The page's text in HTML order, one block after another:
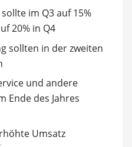
im Q3 auf 15%
20% in Q4
sollten in der zweiten
und andere
Ende des Jahres
Umsatz